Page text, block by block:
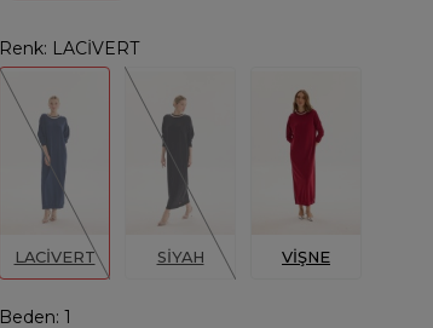
Renk: LACİVERT
LACİVERT SİYAH VİŞNE
Beden: 1